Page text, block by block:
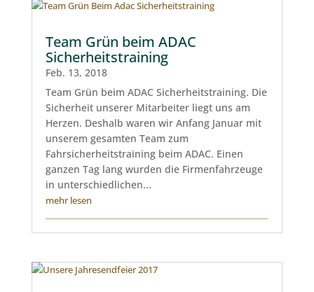
Team Grün beim ADAC
Sicherheitstraining
Feb. 13, 2018
Team Grün beim ADAC Sicherheitstraining. Die
Sicherheit unserer Mitarbeiter liegt uns am
Herzen. Deshalb waren wir Anfang Januar mit
unserem gesamten Team zum
Fahrsicherheitstraining beim ADAC. Einen
ganzen Tag lang wurden die Firmenfahrzeuge
in unterschiedlichen...
mehr lesen